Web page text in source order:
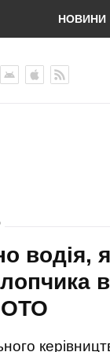
НОВИНИ
водія,